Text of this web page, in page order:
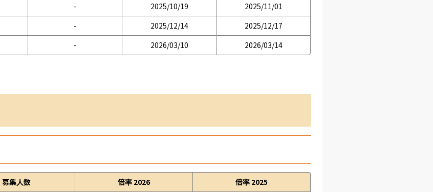
- 2025/10/19
2025/11/01
- 2025/12/14
2025/12/17
- 2026/03/10 2026/03/14
募集人数 倍率 2026
倍率 2025